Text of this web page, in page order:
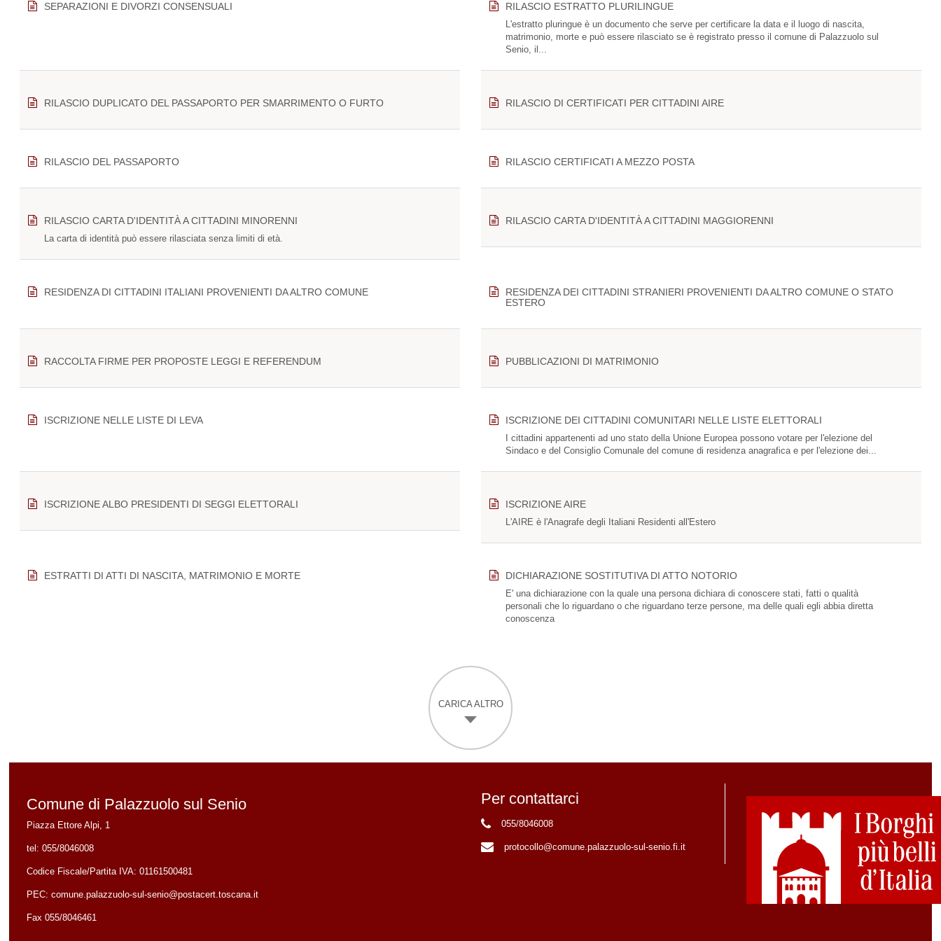
SEPARAZIONI E DIVORZI CONSENSUALI RILASCIO ESTRATTO PLURILINGUE
L'estratto pluringue è un documento che serve per certificare la data e il luogo di nascita,
matrimonio, morte e può essere rilasciato se è registrato presso il comune di Palazzuolo sul
Senio, il...
RILASCIO DUPLICATO DEL PASSAPORTO PER SMARRIMENTO O FURTO RILASCIO DI CERTIFICATI PER CITTADINI AIRE
RILASCIO DEL PASSAPORTO RILASCIO CERTIFICATI A MEZZO POSTA
RILASCIO CARTA D'IDENTITÀ A CITTADINI MINORENNI
La carta di identità può essere rilasciata senza limiti di età.
RILASCIO CARTA D'IDENTITÀ A CITTADINI MAGGIORENNI
RESIDENZA DI CITTADINI ITALIANI PROVENIENTI DA ALTRO COMUNE
RESIDENZA DEI CITTADINI STRANIERI PROVENIENTI DA ALTRO COMUNE O STATO
ESTERO
RACCOLTA FIRME PER PROPOSTE LEGGI E REFERENDUM PUBBLICAZIONI DI MATRIMONIO
ISCRIZIONE NELLE LISTE DI LEVA ISCRIZIONE DEI CITTADINI COMUNITARI NELLE LISTE ELETTORALI
I cittadini appartenenti ad uno stato della Unione Europea possono votare per l'elezione del
Sindaco e del Consiglio Comunale del comune di residenza anagrafica e per l'elezione dei...
ISCRIZIONE ALBO PRESIDENTI DI SEGGI ELETTORALI ISCRIZIONE AIRE
L'AIRE è l'Anagrafe degli Italiani Residenti all'Estero
ESTRATTI DI ATTI DI NASCITA, MATRIMONIO E MORTE DICHIARAZIONE SOSTITUTIVA DI ATTO NOTORIO
E' una dichiarazione con la quale una persona dichiara di conoscere stati, fatti o qualità
personali che lo riguardano o che riguardano terze persone, ma delle quali egli abbia diretta
conoscenza
CARICA ALTRO
Comune di Palazzuolo sul Senio
Piazza Ettore Alpi, 1
tel: 055/8046008
Codice Fiscale/Partita IVA: 01161500481
PEC: comune.palazzuolo-sul-senio@postacert.toscana.it
Fax 055/8046461
Per contattarci
055/8046008
protocollo@comune.palazzuolo-sul-senio.fi.it